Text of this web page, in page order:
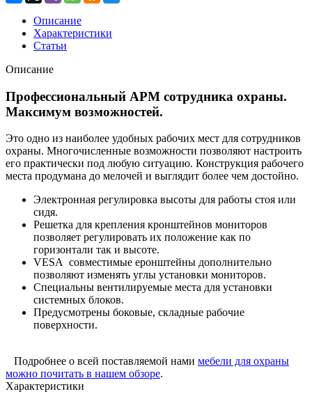
Описание
Характеристики
Статьи
Описание
Профессиональный АРМ сотрудника охраны.
Максимум возможностей.
Это одно из наиболее удобных рабочих мест для сотрудников
охраны. Многочисленные возможности позволяют настроить
его практически под любую ситуацию. Конструкция рабочего
места продумана до мелочей и выглядит более чем достойно.
Электронная регулировка высоты для работы стоя или
сидя.
Решетка для крепления кронштейнов мониторов
позволяет регулировать их положение как по
горизонтали так и высоте.
VESA совместимые еронштейны дополнительно
позволяют изменять углы установки мониторов.
Специальны вентилируемые места для установки
системных блоков.
Предусмотрены боковые, складные рабочие
поверхности.
Подробнее о всей поставляемой нами мебели для охраны
можно почитать в нашем обзоре.
Характеристики